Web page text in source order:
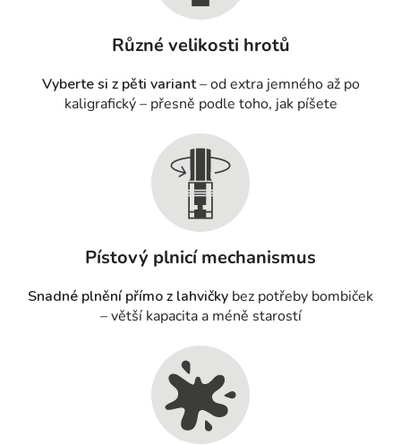
Různé velikosti hrotů
Vyberte si z pěti variant– od extra jemného až po
kaligrafický – přesně podle toho, jak píšete
Pístový plnicí mechanismus
Snadné plnění přímo z lahvičky bez potřeby bombiček
– větší kapacita a méně starostí